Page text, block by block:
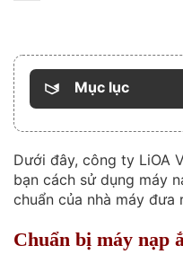
Mục lục
Dưới đây, công ty LiOA
bạn cách sử dụng máy
chuẩn của nhà máy đưa
Chuẩn bị máy nạp